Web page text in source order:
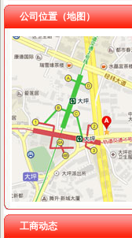
成都国科海博信息技术股
公司位置（地图）
工商动态
石井坡
重庆沙坪坝石井坡化妆学
重庆石井坡写字楼出租_
好的！！！！！！【石井
重庆市沙坪坝区石井坡铸
沙坪坝石井坡俊峰香格里
曾家办税务登记证
我想办税务登记证,我是摊
税务登记_税务登记证办理